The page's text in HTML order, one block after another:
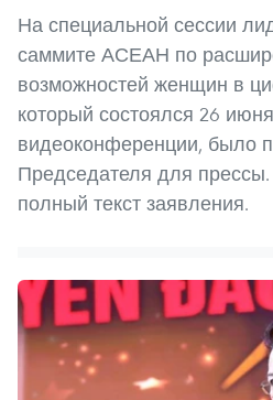
На специальной сессии
саммите АСЕАН по
возможностей женщин в
который состоялся 26
видеоконференции, было
Председателя для
полный текст заявления.